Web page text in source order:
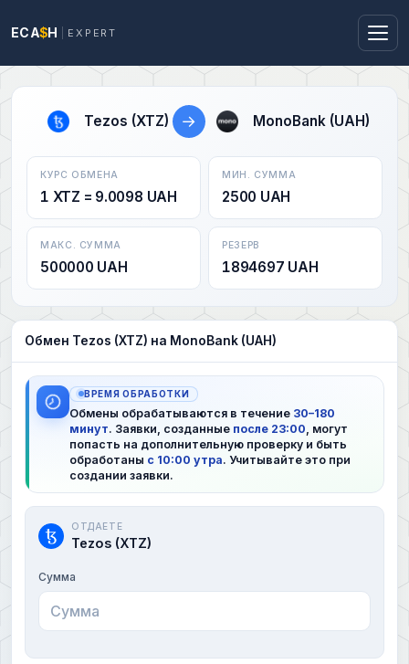
ECA$H EXPERT
Tezos (XTZ) → MonoBank (UAH)
КУРС ОБМЕНА
1 XTZ = 9.0098 UAH
МИН. СУММА
2500 UAH
МАКС. СУММА
500000 UAH
РЕЗЕРВ
1894697 UAH
Обмен Tezos (XTZ) на MonoBank (UAH)
ВРЕМЯ ОБРАБОТКИ
Обмены обрабатываются в течение 30–180
минут. Заявки, созданные после 23:00 , могут
попасть на дополнительную проверку и быть
обработаны с 10:00 утра. Учитывайте это при
создании заявки.
ОТДАЕТЕ
Tezos (XTZ)
Сумма